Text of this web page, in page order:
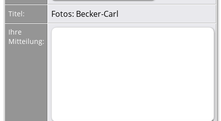
Titel: Fotos: Becker-Carl
Ihre
Mitteilung: